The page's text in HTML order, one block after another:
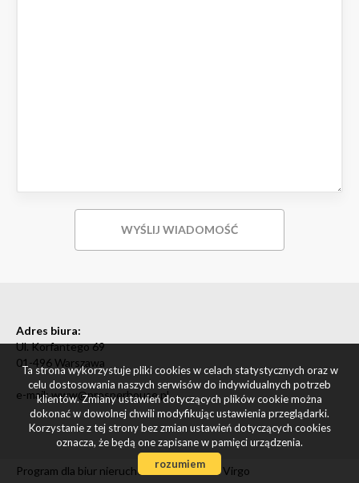
Adres biura:
Ul. Korfantego 69
01-496 Warszawa
e-mail: www@prosperhouse.pl
Program dla biur nieruchomościGalactica Virgo
Ta strona wykorzystuje pliki cookies w celach statystycznych oraz w
celu dostosowania naszych serwisów do indywidualnych potrzeb
klientów. Zmiany ustawień dotyczących plików cookie można
dokonać w dowolnej chwili modyfikując ustawienia przeglądarki.
Korzystanie z tej strony bez zmian ustawień dotyczących cookies
oznacza, że będą one zapisane w pamięci urządzenia.
rozumiem